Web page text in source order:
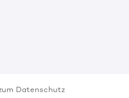
Datenschutz